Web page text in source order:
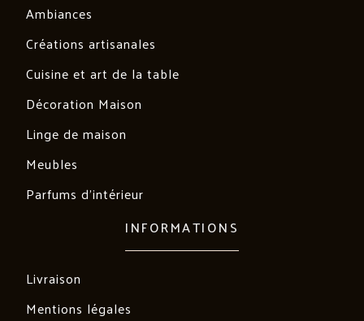
Ambiances
Créations artisanales
Cuisine et art de la table
Décoration Maison
Linge de maison
Meubles
Parfums d'intérieur
INFORMATIONS
Livraison
Mentions légales